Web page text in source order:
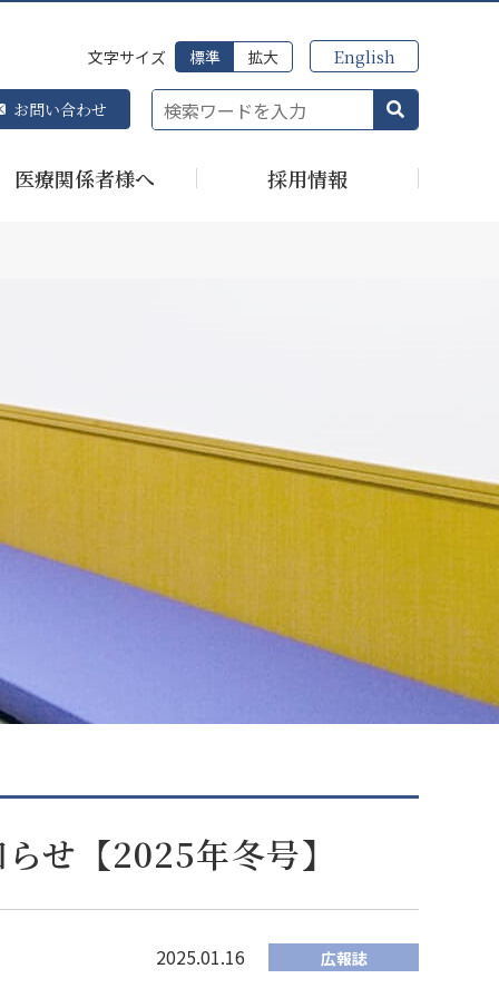
文字サイズ 標準 拡大 English
お問い合わせ
医療関係者様へ 採用情報
せ【2025年冬号】
2025.01.16 広報誌